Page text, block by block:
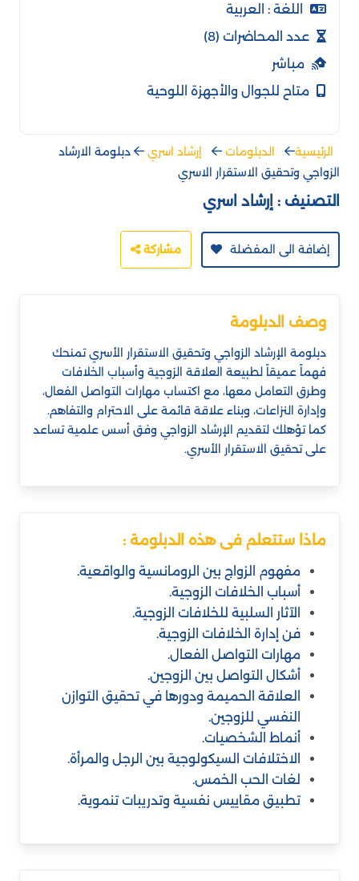
الرئيسية الدبلومات إرشاد اسري
دبلومة الارشاد
الزواجي وتحقيق الاستقرار الاسري
التصنيف : إرشاد اسري
إضافة الى المفضلة مشاركة
وصف الدبلومة
دبلومة الإرشاد الزواجي وتحقيق الاستقرار الأسري تمنحك
فهماً عميقاً لطبيعة العلاقة الزوجية وأسباب الخلافات
وطرق التعامل معها، مع اكتساب مهارات التواصل الفعال،
وإدارة النزاعات، وبناء علاقة قائمة على الاحترام والتفاهم.
كما تؤهلك لتقديم الإرشاد الزواجي وفق أسس علمية تساعد
على تحقيق الاستقرار الأسري.
ماذا ستتعلم فى هذه الدبلومة :
مفهوم الزواج بين الرومانسية والواقعية.
أسباب الخلافات الزوجية.
الآثار السلبية للخلافات الزوجية.
فن إدارة الخلافات الزوجية.
مهارات التواصل الفعال.
أشكال التواصل بين الزوجين.
العلاقة الحميمة ودورها في تحقيق التوازن
النفسي للزوجين.
أنماط الشخصيات.
الاختلافات السيكولوجية بين الرجل والمرأة.
لغات الحب الخمس.
تطبيق مقاييس نفسية وتدريبات تنموية.
اللغة : العربية
عدد المحاضرات (8)
مباشر
متاح للجوال والأجهزة اللوحية